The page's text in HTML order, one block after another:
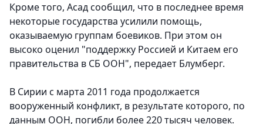
Кроме того, Асад сообщил, что в последнее время
некоторые государства усилили помощь,
оказываемую группам боевиков. При этом он
высоко оценил "поддержку Россией и Китаем его
правительства в СБ ООН", передает Блумберг.
В Сирии с марта 2011 года продолжается
вооруженный конфликт, в результате которого, по
данным ООН, погибли более 220 тысяч человек.